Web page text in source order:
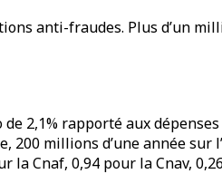
anti-fraudes. Plus d’un
2,1% rapporté aux
200 millions d’une année sur
Cnaf, 0,94 pour la Cnav,